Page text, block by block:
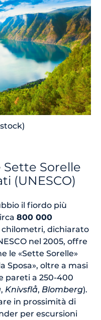
Sorelle
(UNESCO)
il fiordo più
800 000
chilometri, dichiarato
nel 2005, offre
le «Sette Sorelle»
Sposa», oltre a masi
pareti a 250-400
, Knivsflå, Blomberg).
in prossimità di
per escursioni